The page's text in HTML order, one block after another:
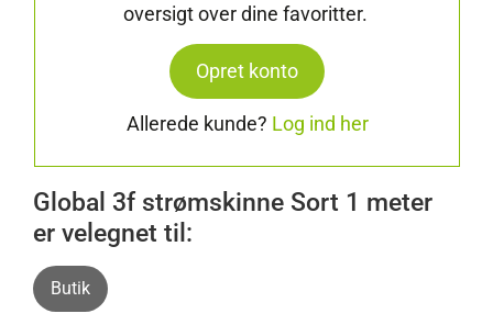
oversigt over dine favoritter.
Opret konto
Allerede kunde? Log ind her
Global 3f strømskinne Sort 1 meter
er velegnet til:
Butik